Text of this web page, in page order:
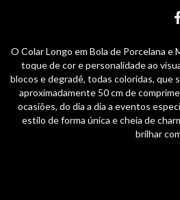
O Colar Longo em Bola de Porcelana e
toque de cor e personalidade ao
blocos e degradê, todas coloridas, que
aproximadamente 50 cm de
ocasiões, do dia a dia a eventos
estilo de forma única e cheia de
brilhar